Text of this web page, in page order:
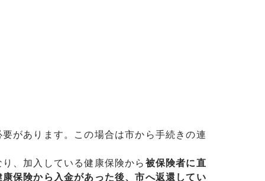
があります。この場合は市から手続きの連
、加入している健康保険から 被保険者に直
保険から入金があった後、市へ返還してい